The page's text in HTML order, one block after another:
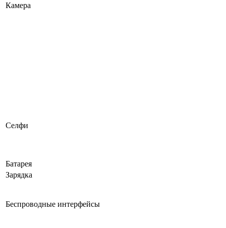
Камера
Селфи
Батарея
Зарядка
Беспроводные интерфейсы